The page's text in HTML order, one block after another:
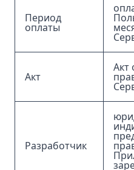
Период
оплаты
Акт
Акт
Разработчик